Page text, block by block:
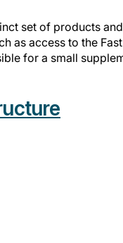
set of products
as access to the
for a small